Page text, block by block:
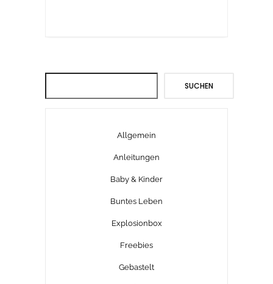
SUCHEN
Allgemein
Anleitungen
Baby & Kinder
Buntes Leben
Explosionbox
Freebies
Gebastelt